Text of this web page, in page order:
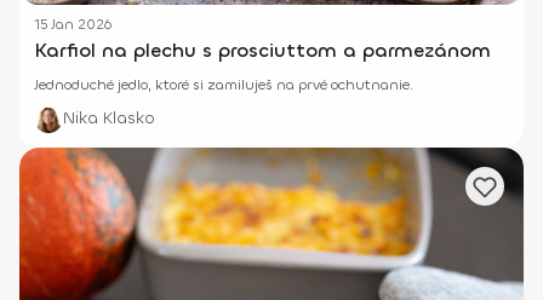
15 Jan 2026
Karfiol na plechu s prosciuttom a parmezánom
Jednoduché jedlo, ktoré si zamiluješ na prvé ochutnanie.
Nika Klasko